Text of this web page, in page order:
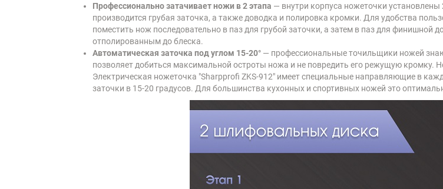
Профессионально затачивает ножи в 2 этапа — внутри корпуса ножеточки
производится грубая заточка, а также доводка и полировка кромки. Для удобства
поместить нож последовательно в паз для грубой заточки, а затем в паз для
отполированным до блеска.
Автоматическая заточка под углом 15-20° — профессиональные точильщики ножей
позволяет добиться максимальной остроты ножа и не повредить его режущую кромку.
Электрическая ножеточка "Sharpprofi ZKS-912" имеет специальные направляющие в
заточки в 15-20 градусов. Для большинства кухонных и спортивных ножей это